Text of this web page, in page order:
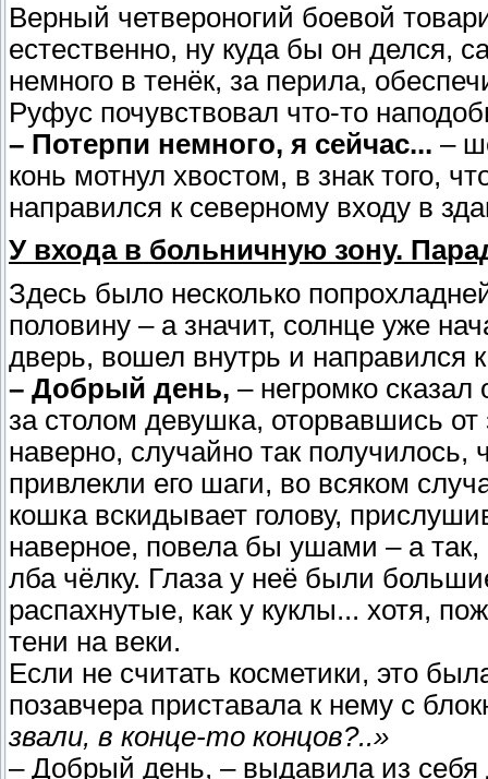
Верный четвероногий боевой
естественно, ну куда бы он делся,
немного в тенёк, за перила,
Руфус почувствовал что-то
– Потерпи немного, я сейчас... –
конь мотнул хвостом, в знак того,
направился к северному входу в
У входа в больничную зону.
Здесь было несколько
половину – а значит, солнце уже
дверь, вошел внутрь и направился
– Добрый день, – негромко
за столом девушка, оторвавшись
наверно, случайно так
привлекли его шаги, во всяком
кошка вскидывает голову,
наверное, повела бы ушами – а так,
лба чёлку. Глаза у неё были
распахнутые, как у куклы... хотя,
тени на веки.
Если не считать косметики, это
позавчера приставала к нему с
звали, в конце-то концов?..»
– Добрый день, – выдавила из